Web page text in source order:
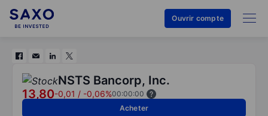
Ouvrir compte
NSTS Bancorp, Inc.
13,80-0,01 / -0,06%00:00:00
Acheter